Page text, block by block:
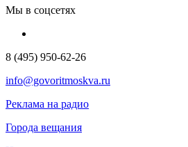
Мы в соцсетях
8 (495) 950-62-26
info@govoritmoskva.ru
Реклама на радио
Города вещания